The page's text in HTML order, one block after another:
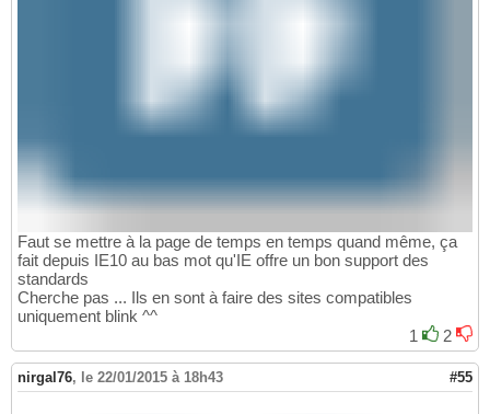
Faut se mettre à la page de temps en temps quand même, ça
fait depuis IE10 au bas mot qu'IE offre un bon support des
standards
Cherche pas ... Ils en sont à faire des sites compatibles
uniquement blink ^^
1
2
nirgal76, le 22/01/2015 à 18h43 #55